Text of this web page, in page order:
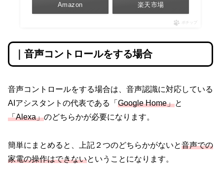
Amazon 楽天市場
ポチップ
｜音声コントロールをする場合
音声コントロールをする場合は、音声認識に対応している
AIアシスタントの代表である「 Google Home」と
「Alexa」のどちらかが必要になります。
簡単にまとめると、上記２つのどちらかがないと音声での
家電の操作はできないということになります。